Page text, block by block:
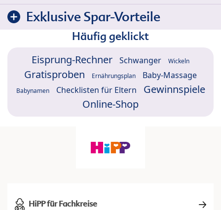
Exklusive Spar-Vorteile
Häufig geklickt
Eisprung-Rechner Schwanger Wickeln
Gratisproben Ernährungsplan Baby-Massage
Babynamen Checklisten für Eltern
Gewinnspiele
Online-Shop
HiPP für Fachkreise